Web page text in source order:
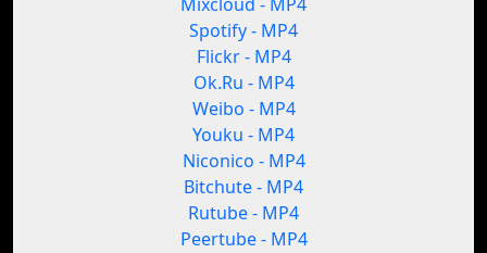
Spotify - MP4
Flickr - MP4
Ok.Ru - MP4
Weibo - MP4
Youku - MP4
Niconico - MP4
Bitchute - MP4
Rutube - MP4
Peertube - MP4